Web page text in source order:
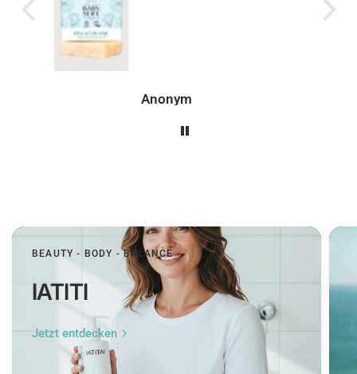
Peer
BEAUTY - BODY - BALANCE
IATITI
Jetzt entdecken